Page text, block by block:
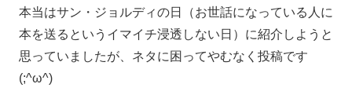
本当はサン・ジョルディの日（お世話になっている人に
本を送るというイマイチ浸透しない日）に紹介しようと
思っていましたが、ネタに困ってやむなく投稿です
(;^ω^)